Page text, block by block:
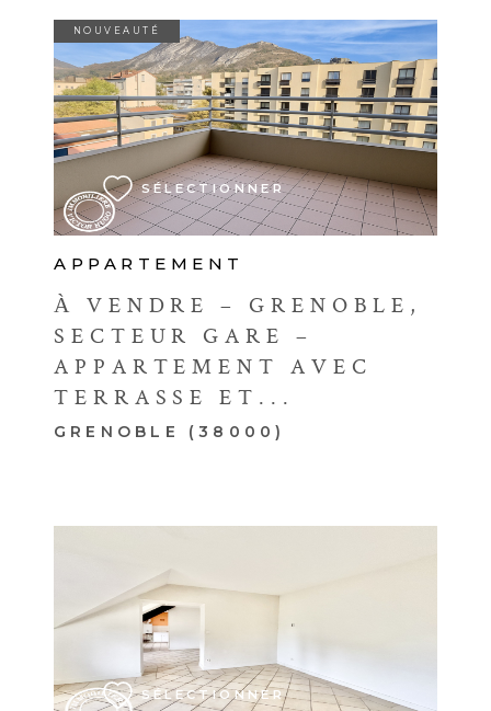
APPARTEMENT
À VENDRE – GRENOBLE,
SECTEUR GARE –
APPARTEMENT AVEC
TERRASSE ET...
GRENOBLE (38000)
NOUVEAUTÉ
SÉLECTIONNER
VOIR LE BIEN
SÉLECTIONNER
VOIR LE BIEN